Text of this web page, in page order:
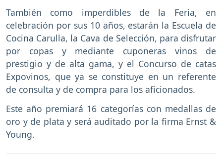
También como imperdibles de la Feria, en
celebración por sus 10 años, estarán la Escuela de
Cocina Carulla, la Cava de Selección, para disfrutar
por copas y mediante cuponeras vinos de
prestigio y de alta gama, y el Concurso de catas
Expovinos, que ya se constituye en un referente
de consulta y de compra para los aficionados.
Este año premiará 16 categorías con medallas de
oro y de plata y será auditado por la firma Ernst &
Young.